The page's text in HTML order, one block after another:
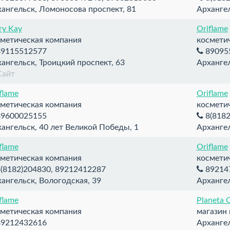
Ломоносова проспект, 81
Kay
компания
Троицкий проспект, 63
Oriflame
компания
40 лет Великой Победы, 1
Oriflame
компания
89212412287
Вологодская, 39
Oriflame
компания
Planeta